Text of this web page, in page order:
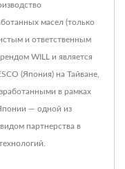
масел (только
и ответственным
WILL и является
(Япония) на Тайване,
в рамках
— одной из
партнерства в